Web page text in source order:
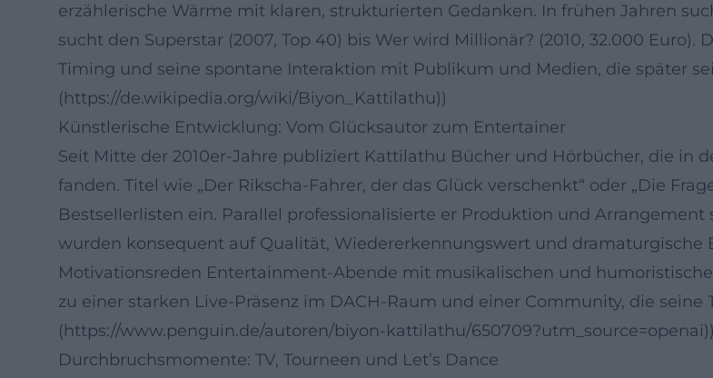
erzählerische Wärme mit klaren, strukturierten Gedanken. In frühen Jahren
sucht den Superstar (2007, Top 40) bis Wer wird Millionär? (2010, 32.000
Timing und seine spontane Interaktion mit Publikum und Medien, die später
(https://de.wikipedia.org/wiki/Biyon_Kattilathu))
Künstlerische Entwicklung: Vom Glücksautor zum Entertainer
Seit Mitte der 2010er-Jahre publiziert Kattilathu Bücher und Hörbücher, die in
fanden. Titel wie „Der Rikscha-Fahrer, der das Glück verschenkt“ oder „Die
Bestsellerlisten ein. Parallel professionalisierte er Produktion und
wurden konsequent auf Qualität, Wiedererkennungswert und dramaturgische
Motivationsreden Entertainment-Abende mit musikalischen und
zu einer starken Live-Präsenz im DACH-Raum und einer Community, die
(https://www.penguin.de/autoren/biyon-kattilathu/650709?utm_source=openai))
Durchbruchsmomente: TV, Tourneen und Let’s Dance